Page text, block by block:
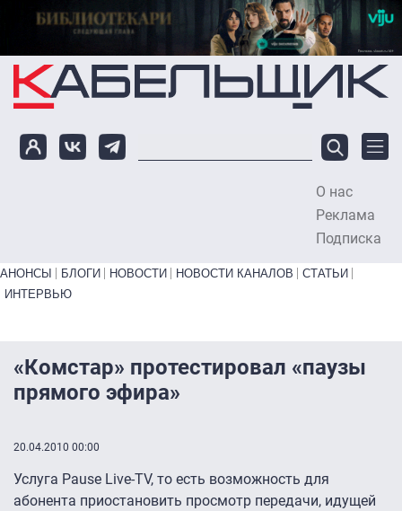
Перейти к основному содержанию
О нас
Реклама
Подписка
Primary links bottom
АНОНСЫ БЛОГИ НОВОСТИ НОВОСТИ КАНАЛОВ
СТАТЬИ
ИНТЕРВЬЮ
«Комстар» протестировал «паузы
прямого эфира»
20.04.2010 00:00
Услуга Pause Live-TV, то есть возможность для
абонента приостановить просмотр передачи, идущей